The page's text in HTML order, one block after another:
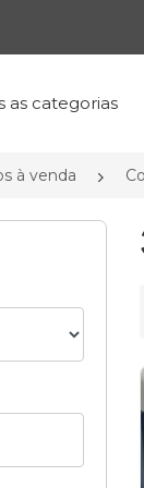
as categorias
à venda